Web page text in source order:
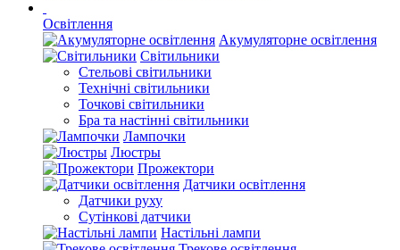
Освітлення
Акумуляторне освітлення
Світильники
Стельові світильники
Технічні світильники
Точкові світильники
Бра та настінні світильники
Лампочки
Люстры
Прожектори
Датчики освітлення
Датчики руху
Сутінкові датчики
Настільні лампи